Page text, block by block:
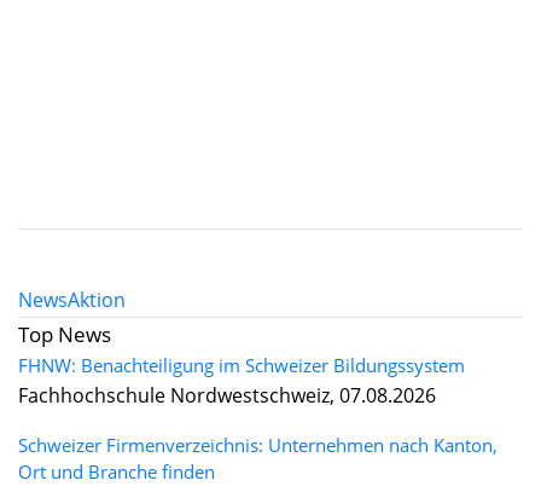
NewsAktion
Top News
FHNW: Benachteiligung im Schweizer Bildungssystem
Fachhochschule Nordwestschweiz, 07.08.2026
Schweizer Firmenverzeichnis: Unternehmen nach Kanton,
Ort und Branche finden